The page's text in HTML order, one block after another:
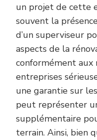
un projet de cette
souvent la
d’un superviseur
aspects de la
conformément aux
entreprises
une garantie sur
peut représenter
supplémentaire
terrain. Ainsi, bien